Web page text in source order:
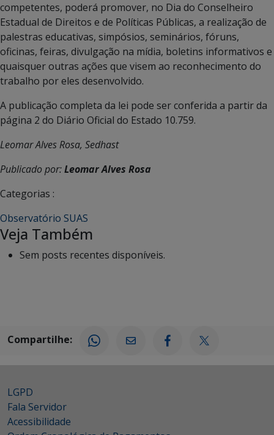
competentes, poderá promover, no Dia do Conselheiro
Estadual de Direitos e de Políticas Públicas, a realização de
palestras educativas, simpósios, seminários, fóruns,
oficinas, feiras, divulgação na mídia, boletins informativos e
quaisquer outras ações que visem ao reconhecimento do
trabalho por eles desenvolvido.
A publicação completa da lei pode ser conferida a partir da
página 2 do Diário Oficial do Estado 10.759.
Leomar Alves Rosa, Sedhast
Publicado por:Leomar Alves Rosa
Categorias :
Observatório SUAS
Veja Também
Sem posts recentes disponíveis.
Compartilhe:
LGPD
Fala Servidor
Acessibilidade